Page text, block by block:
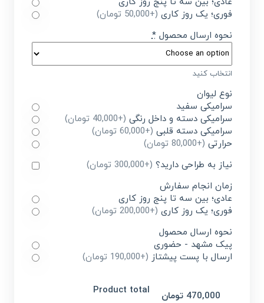
فوری؛ یک روز کاری (+50,000 تومان)
نحوه ارسال محصول *
انتخاب کنید
نوع لیوان
سرامیکی سفید
سرامیکی دسته و داخل رنگی (+40,000 تومان)
سرامیکی دسته قلبی (+60,000 تومان)
حرارتی (+80,000 تومان)
نیاز به طراحی دارید؟ (+300,000 تومان)
زمان انجام سفارش
عادی؛ بین سه تا پنج روز کاری
فوری؛ یک روز کاری (+200,000 تومان)
نحوه ارسال محصول
پیک مشهد - حضوری
ارسال با پست پیشتاز (+190,000 تومان)
Product total
470,000 تومان